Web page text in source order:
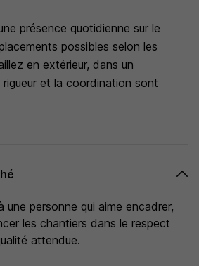
présence quotidienne sur le
possibles selon les
en extérieur, dans un
et la coordination sont
une personne qui aime encadrer,
les chantiers dans le respect
attendue.